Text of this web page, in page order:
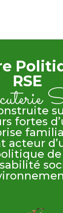
RSE
fortes
acteur
de